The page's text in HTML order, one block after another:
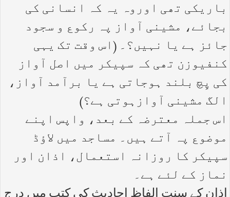
باریکی تھی اوروہ یہ کہ انسانی کی
بجائے، مشینی آواز پہ رکوع و سجود
جائز ہے یا نہیں؟۔ (اس وقت تک یہی
کنفیوزن تھی کہ سپیکر میں اصل آواز
کی پِچ بلند ہوجاتی ہے یا برآمد آواز،
الگ مشینی آوازہوتی ہے؟)
اس جملہ معترضہ کے بعد، واپس اپنے
موضوع پہ آتے ہیں۔ مساجد میں لاؤڈ
سپیکر کا روزانہ استعمال، اذان اور
نماز کے لئے ہے۔